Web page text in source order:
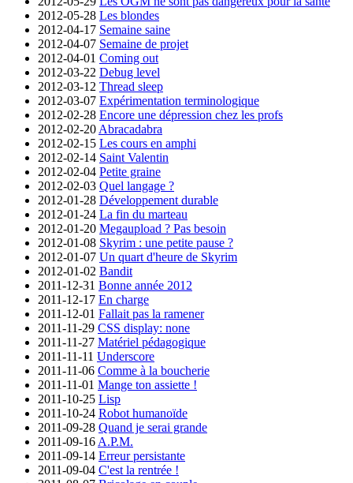
2012-05-28 Les blondes
2012-04-17 Semaine saine
2012-04-07 Semaine de projet
2012-04-01 Coming out
2012-03-22 Debug level
2012-03-12 Thread sleep
2012-03-07 Expérimentation terminologique
2012-02-28 Encore une dépression chez les profs
2012-02-20 Abracadabra
2012-02-15 Les cours en amphi
2012-02-14 Saint Valentin
2012-02-04 Petite graine
2012-02-03 Quel langage ?
2012-01-28 Développement durable
2012-01-24 La fin du marteau
2012-01-20 Megaupload ? Pas besoin
2012-01-08 Skyrim : une petite pause ?
2012-01-07 Un quart d'heure de Skyrim
2012-01-02 Bandit
2011-12-31 Bonne année 2012
2011-12-17 En charge
2011-12-01 Fallait pas la ramener
2011-11-29 CSS display: none
2011-11-27 Matériel pédagogique
2011-11-11 Underscore
2011-11-06 Comme à la boucherie
2011-11-01 Mange ton assiette !
2011-10-25 Lisp
2011-10-24 Robot humanoïde
2011-09-28 Quand je serai grande
2011-09-16 A.P.M.
2011-09-14 Erreur persistante
2011-09-04 C'est la rentrée !